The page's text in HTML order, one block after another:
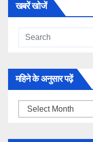
खबरें खोजें
महिने के अनुसार पढ़ें
महिने
अनुसार